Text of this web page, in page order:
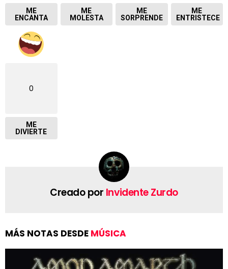
ME
ENCANTA
ME
MOLESTA
ME
SORPRENDE
ME
ENTRISTECE
0
ME
DIVIERTE
Creado por Invidente Zurdo
MÁS NOTAS DESDE MÚSICA